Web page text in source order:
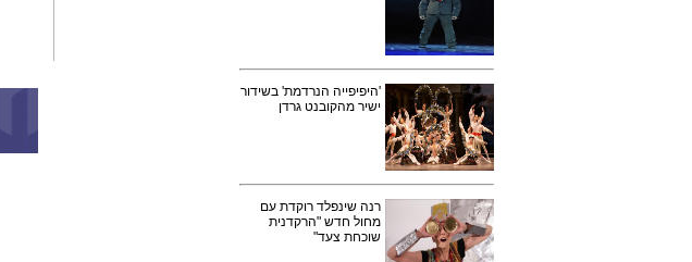
'היפיפייה הנרדמת' בשידור
ישיר מהקובנט גרדן
רנה שינפלד רוקדת עם
מחול חדש "הרקדנית
שוכחת צעד"